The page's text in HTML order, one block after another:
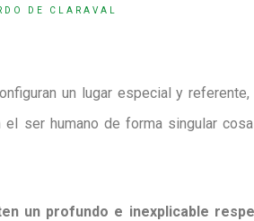
DE CLARAVAL
un lugar especial y
ser humano de forma singular
un profundo e inexplicable